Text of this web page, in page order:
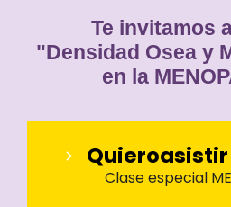
Te invitamos
"Densidad Osea y
en la
Quieroasistir
Clase especial